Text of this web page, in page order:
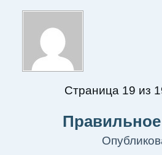
Страница 19 из